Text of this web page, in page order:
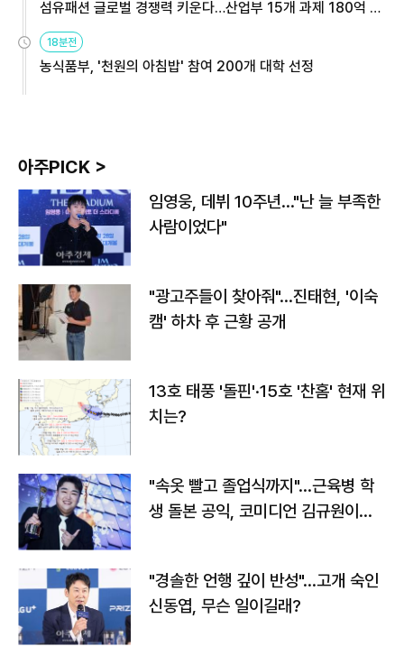
섬유패션 글로벌 경쟁력 키운다…산업부 15개 과제 180억 지
18분전
농식품부, '천원의 아침밥' 참여 200개 대학 선정
아주PICK >
임영웅, 데뷔 10주년…"난 늘 부족한
사람이었다"
"광고주들이 찾아줘"…진태현, '이숙
캠' 하차 후 근황 공개
13호 태풍 '돌핀'·15호 '찬홈' 현재 위
치는?
"속옷 빨고 졸업식까지"…근육병 학
생 돌본 공익, 코미디언 김규원이었
"경솔한 언행 깊이 반성"…고개 숙인
신동엽, 무슨 일이길래?